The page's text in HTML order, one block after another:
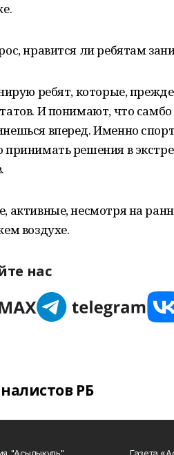
нравится ли ребятам
ребят, которые,
И понимают, что
вперед. Именно
принимать решения в
активные, несмотря на
воздухе.
нас
РБ